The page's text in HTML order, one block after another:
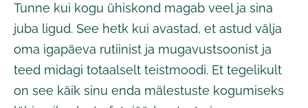
Tunne kui kogu ühiskond magab veel ja sina
juba ligud. See hetk kui avastad, et astud välja
oma igapäeva rutiinist ja mugavustsoonist ja
teed midagi totaalselt teistmoodi. Et tegelikult
on see käik sinu enda mälestuste kogumiseks